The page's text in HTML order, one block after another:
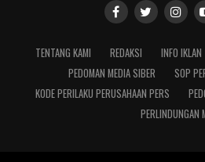
TENTANG KAMI REDAKSI INFO IKLAN
PEDOMAN MEDIA SIBER
SOP
KODE PERILAKU PERUSAHAAN PERS
PERLINDUNGAN